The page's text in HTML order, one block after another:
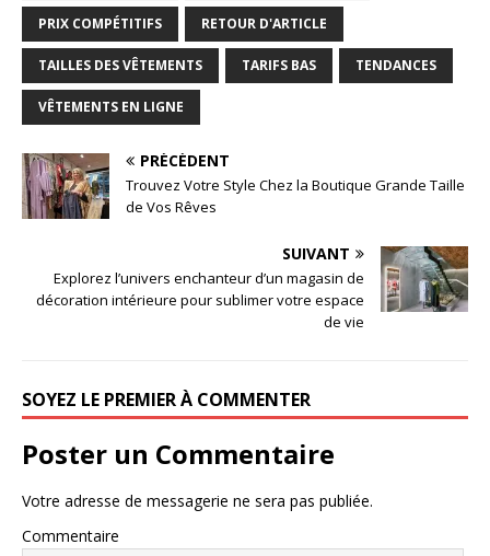
PRIX COMPÉTITIFS RETOUR D'ARTICLE
TAILLES DES VÊTEMENTS TARIFS BAS TENDANCES
VÊTEMENTS EN LIGNE
PRÉCÉDENT
Trouvez Votre Style Chez la Boutique Grande Taille
de Vos Rêves
SUIVANT
Explorez l’univers enchanteur d’un magasin de
décoration intérieure pour sublimer votre espace
de vie
SOYEZ LE PREMIER À COMMENTER
Poster un Commentaire
Votre adresse de messagerie ne sera pas publiée.
Commentaire